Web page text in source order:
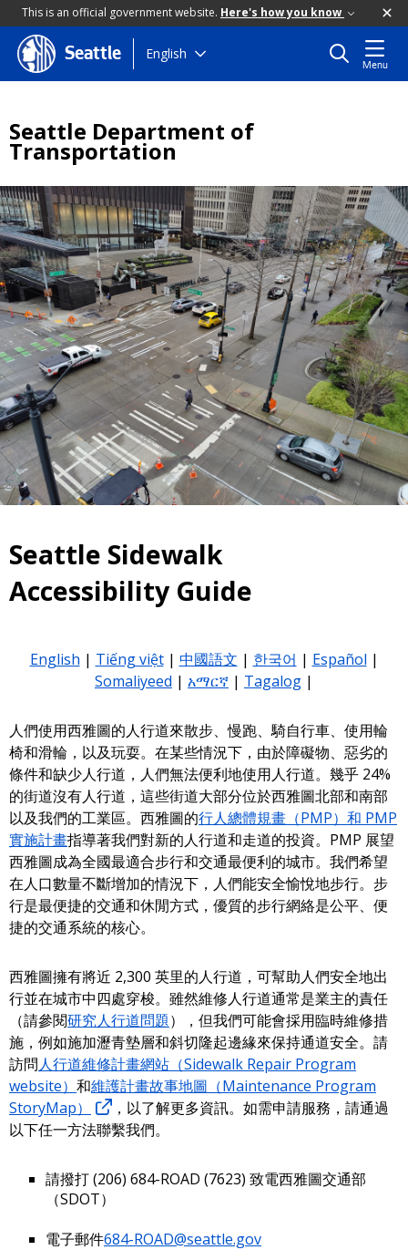
This is an official government website. Here's how you know
Skip
to
Seattle English
Menu
Seattle Department of
Transportation
Seattle Sidewalk
Accessibility Guide
English | Tiếng việt| 中國語文 | 한국어 | Español |
Somaliyeed | አማርኛ | Tagalog |
人們使用西雅圖的人行道來散步、慢跑、騎自行車、使用輪
椅和滑輪，以及玩耍。在某些情況下，由於障礙物、惡劣的
條件和缺少人行道，人們無法便利地使用人行道。幾乎 24%
的街道沒有人行道，這些街道大部分位於西雅圖北部和南部
以及我們的工業區。西雅圖的行人總體規畫（PMP）和 PMP
實施計畫指導著我們對新的人行道和走道的投資。PMP 展望
西雅圖成為全國最適合步行和交通最便利的城市。我們希望
在人口數量不斷增加的情況下，人們能安全愉悅地步行。步
行是最便捷的交通和休閒方式，優質的步行網絡是公平、便
捷的交通系統的核心。
西雅圖擁有將近 2,300 英里的人行道，可幫助人們安全地出
行並在城市中四處穿梭。雖然維修人行道通常是業主的責任
（請參閱研究人行道問題），但我們可能會採用臨時維修措
施，例如施加瀝青墊層和斜切隆起邊緣來保持通道安全。請
訪問人行道維修計畫網站（Sidewalk Repair Program
website） 和維護計畫故事地圖（Maintenance Program
StoryMap）
，以了解更多資訊。如需申請服務，請通過
以下任一方法聯繫我們。
請撥打 (206) 684-ROAD (7623) 致電西雅圖交通部
（SDOT）
電子郵件684-ROAD@seattle.gov